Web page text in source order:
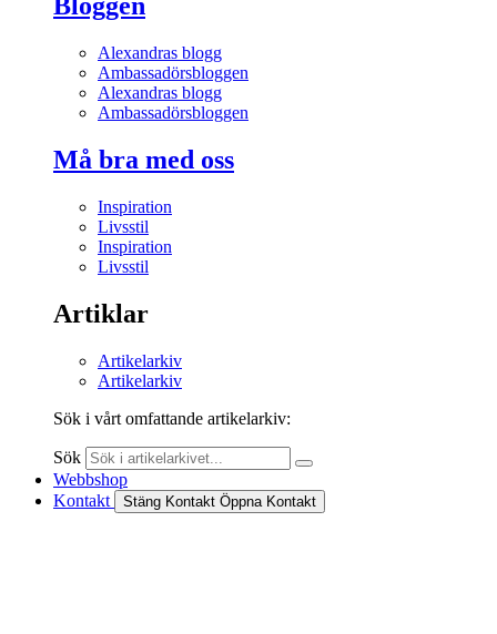
Alexandras blogg
Ambassadörsbloggen
Alexandras blogg
Ambassadörsbloggen
Må bra med oss
Inspiration
Livsstil
Inspiration
Livsstil
Artiklar
Artikelarkiv
Artikelarkiv
Sök i vårt omfattande artikelarkiv:
Sök
Webbshop
Kontakt
Stäng Kontakt Öppna Kontakt